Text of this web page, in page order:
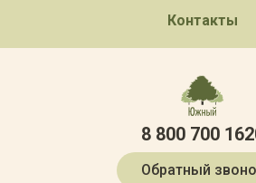
Контакты
8 800 700
Обратный